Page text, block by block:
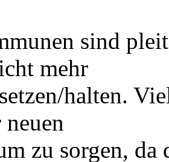
sind
mehr
halten.
zu sorgen,